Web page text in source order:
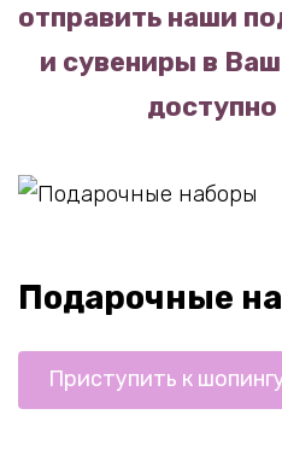
отправить наши
и сувениры в
Подарочные
Приступить к